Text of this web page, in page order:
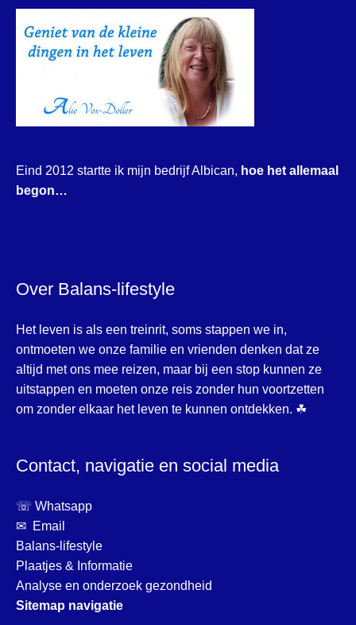
Eind 2012 startte ik mijn bedrijf Albican, hoe het allemaal
begon…
Over Balans-lifestyle
Het leven is als een treinrit, soms stappen we in,
ontmoeten we onze familie en vrienden denken dat ze
altijd met ons mee reizen, maar bij een stop kunnen ze
uitstappen en moeten onze reis zonder hun voortzetten
om zonder elkaar het leven te kunnen ontdekken. ☘
Contact, navigatie en social media
☏ Whatsapp
✉ Email
Balans-lifestyle
Plaatjes & Informatie
Analyse en onderzoek gezondheid
Sitemap navigatie